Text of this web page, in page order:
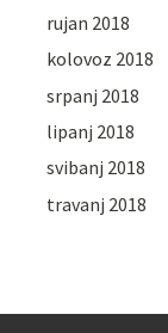
rujan 2018
kolovoz 2018
srpanj 2018
lipanj 2018
svibanj 2018
travanj 2018